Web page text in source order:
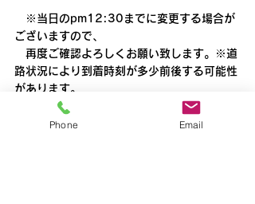
※当日のpm12:30までに変更する場合が
ございますので、
再度ご確認よろしくお願い致します。※道
路状況により到着時刻が多少前後する可能性
があります。
また到着時刻が10分以上遅れる場合には
あらかじめご連絡いたします。
Phone Email